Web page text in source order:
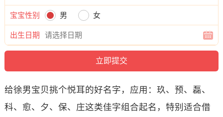
宝宝性别 男 女
出生日期
给徐男宝贝挑个悦耳的好名字，应用：玖、预、磊、
科、愈、夕、保、庄这类佳字组合起名，特别适合借